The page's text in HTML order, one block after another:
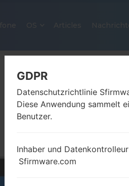
GDPR
Datenschutzrichtlinie
Diese Anwendung sammelt
Benutzer.
Inhaber und Datenkontrolleur
Sfirmware.com